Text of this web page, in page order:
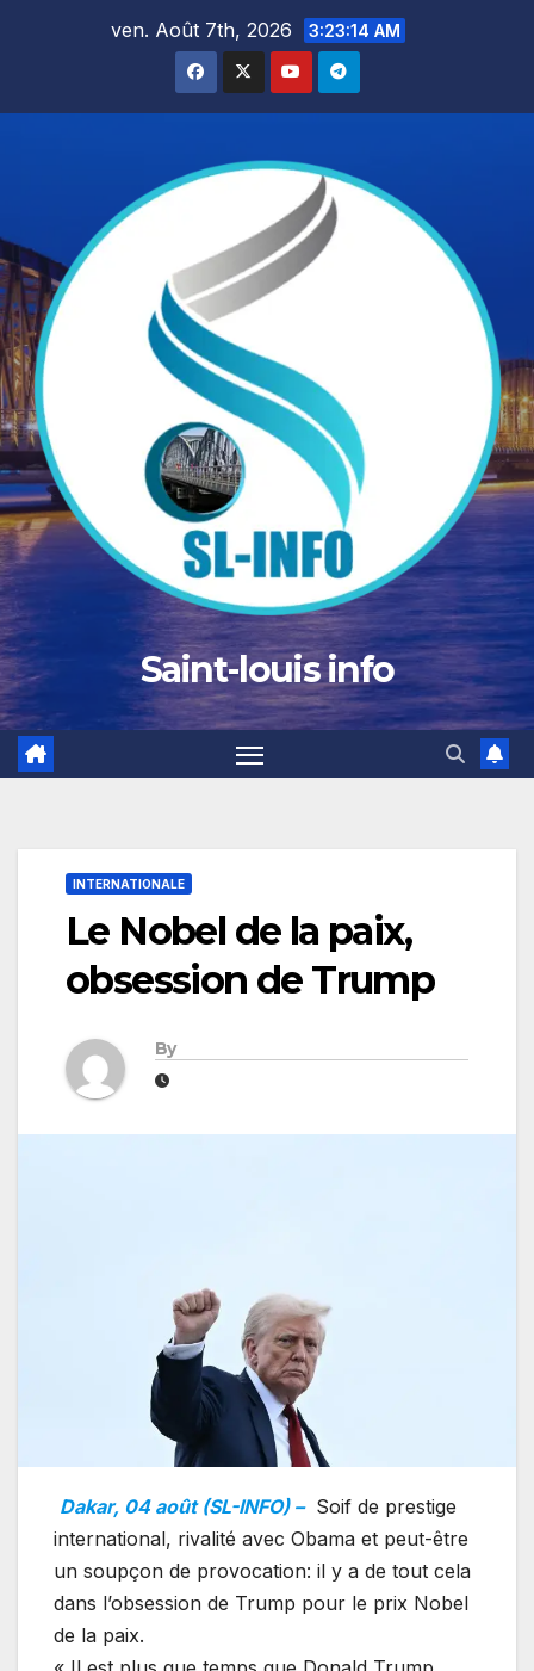
ven. Août 7th, 2026 3:23:16 AM
Saint-louis info
INTERNATIONALE
Le Nobel de la paix,
obsession de Trump
By
Dakar, 04 août (SL-INFO) – Soif de prestige
international, rivalité avec Obama et peut-être
un soupçon de provocation: il y a de tout cela
dans l’obsession de Trump pour le prix Nobel
de la paix.